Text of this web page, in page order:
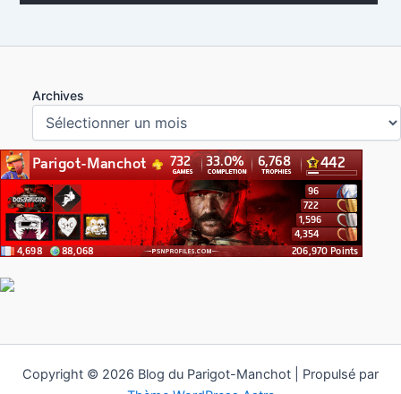
Archives
Copyright © 2026 Blog du Parigot-Manchot | Propulsé par